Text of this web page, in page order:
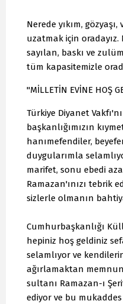
Nerede yıkım,
uzatmak için
sayılan, baskı ve
tüm kapasitemizle
"MİLLETİN EVİNE HOŞ
Türkiye Diyanet
başkanlığımızın
hanımefendiler,
duygularımla
marifet, sonu ebedi
Ramazan'ınızı tebrik
sizlerle olmanın
Cumhurbaşkanlığı
hepiniz hoş geldiniz
selamlıyor ve
ağırlamaktan
sultanı Ramazan-ı
ediyor ve bu